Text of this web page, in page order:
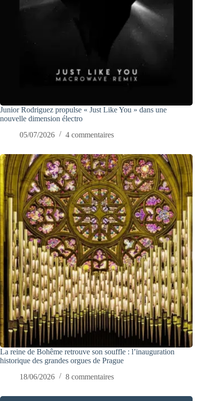
Junior Rodriguez propulse « Just Like You » dans une
nouvelle dimension électro
05/07/2026
4 commentaires
La reine de Bohême retrouve son souffle : l’inauguration
historique des grandes orgues de Prague
18/06/2026
8 commentaires